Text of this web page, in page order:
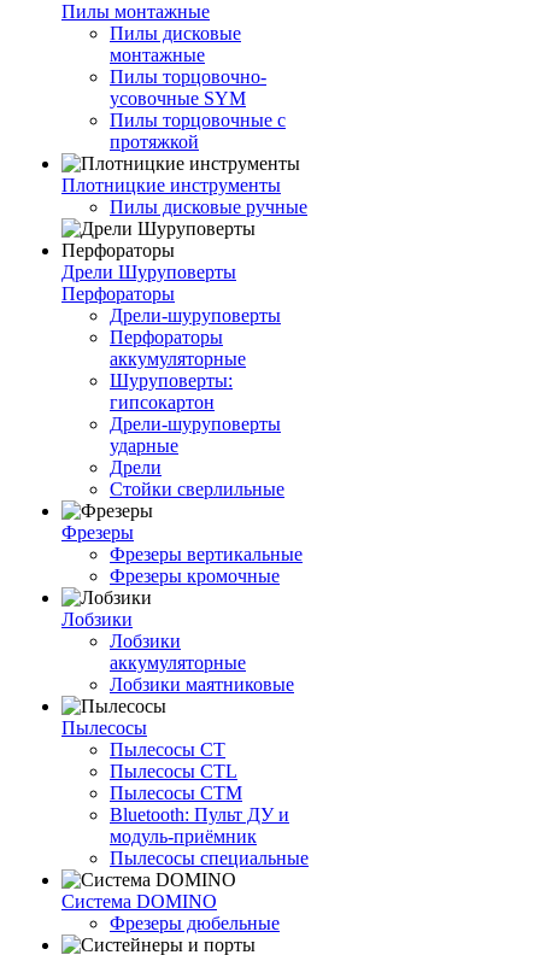
Пилы монтажные
Пилы дисковые
монтажные
Пилы торцовочно-
усовочные SYM
Пилы торцовочные с
протяжкой
Плотницкие инструменты
Пилы дисковые ручные
Дрели Шуруповерты
Перфораторы
Дрели-шуруповерты
Перфораторы
аккумуляторные
Шуруповерты:
гипсокартон
Дрели-шуруповерты
ударные
Дрели
Стойки сверлильные
Фрезеры
Фрезеры вертикальные
Фрезеры кромочные
Лобзики
Лобзики
аккумуляторные
Лобзики маятниковые
Пылесосы
Пылесосы CT
Пылесосы CTL
Пылесосы CTM
Bluetooth: Пульт ДУ и
модуль-приёмник
Пылесосы специальные
Система DOMINO
Фрезеры дюбельные